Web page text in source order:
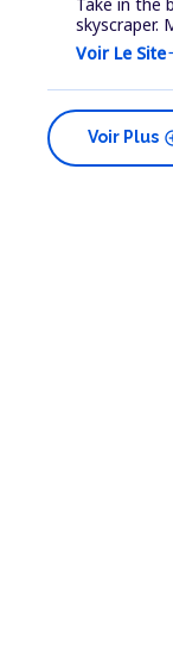
skyscraper.
Voir Le Site
Voir Plus